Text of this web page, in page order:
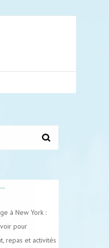
à New York :
pour
repas et activités